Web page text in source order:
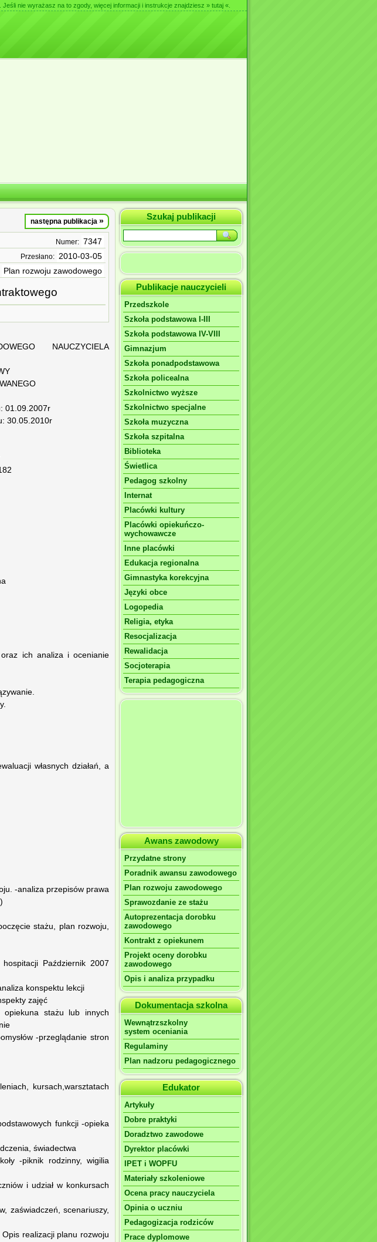
nie wyrażasz na to zgody, więcej informacji i instrukcje znajdziesz » tutaj «
następna publikacja »
Numer: 7347
Przesłano: 2010-03-05
Plan rozwoju zawodowego
NAUCZYCIELA
01.09.2007r
30.05.2010r
ich analiza i ocenianie
własnych działań, a
-analiza przepisów prawa
stażu, plan rozwoju,
Październik 2007
konspektu lekcji
zajęć
opiekuna stażu lub innych
-przeglądanie stron
kursach,warsztatach
funkcji -opieka
świadectwa
-piknik rodzinny, wigilia
i udział w konkursach
zaświadczeń, scenariuszy,
realizacji planu rozwoju
Szukaj publikacji
Publikacje nauczycieli
Przedszkole
Szkoła podstawowa I-III
Szkoła podstawowa IV-VIII
Gimnazjum
Szkoła ponadpodstawowa
Szkoła policealna
Szkolnictwo wyższe
Szkolnictwo specjalne
Szkoła muzyczna
Szkoła szpitalna
Biblioteka
Świetlica
Pedagog szkolny
Internat
Placówki kultury
Placówki opiekuńczo-
wychowawcze
Inne placówki
Edukacja regionalna
Gimnastyka korekcyjna
Języki obce
Logopedia
Religia, etyka
Resocjalizacja
Rewalidacja
Socjoterapia
Terapia pedagogiczna
Awans zawodowy
Przydatne strony
Poradnik awansu zawodowego
Plan rozwoju zawodowego
Sprawozdanie ze stażu
Autoprezentacja dorobku
zawodowego
Kontrakt z opiekunem
Projekt oceny dorobku
zawodowego
Opis i analiza przypadku
Dokumentacja szkolna
Wewnątrzszkolny
system oceniania
Regulaminy
Plan nadzoru pedagogicznego
Edukator
Artykuły
Dobre praktyki
Doradztwo zawodowe
Dyrektor placówki
IPET i WOPFU
Materiały szkoleniowe
Ocena pracy nauczyciela
Opinia o uczniu
Pedagogizacja rodziców
Prace dyplomowe